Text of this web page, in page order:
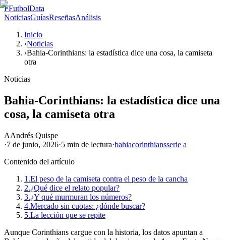
FFutbolData
NoticiasGuíasReseñasAnálisis
Inicio
›Noticias
›Bahia-Corinthians: la estadística dice una cosa, la camiseta
otra
Noticias
Bahia-Corinthians: la estadística dice una
cosa, la camiseta otra
AAndrés Quispe
·7 de junio, 2026·5 min de lectura·bahiacorinthiansserie a
Contenido del artículo
1.El peso de la camiseta contra el peso de la cancha
2.¿Qué dice el relato popular?
3.¿Y qué murmuran los números?
4.Mercado sin cuotas: ¿dónde buscar?
5.La lección que se repite
Aunque Corinthians cargue con la historia, los datos apuntan a